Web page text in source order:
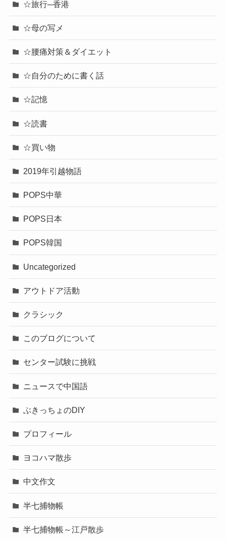
☆旅行─香港
☆母の写メ
☆腰痛対策＆ダイエット
☆自分のために書く話
☆記憶
☆読書
☆買い物
2019年引越物語
POPS中華
POPS日本
POPS韓国
Uncategorized
アウトドア活動
クラシック
このブログについて
センター試験に挑戦
ニュースで中国語
ぶきっちょのDIY
プロフィール
ヨコハマ散歩
中文作文
半七捕物帳
半七捕物帳～江戸散歩